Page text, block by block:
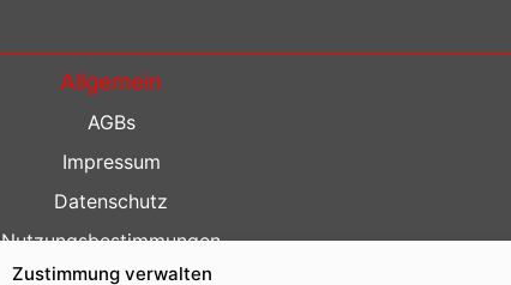
Zustimmung verwalten
Allgemein
AGBs
Impressum
Datenschutz
Nutzungsbestimmungen
Kontakt